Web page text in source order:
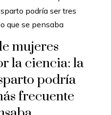
mujeres
la ciencia: la
podría
frecuente